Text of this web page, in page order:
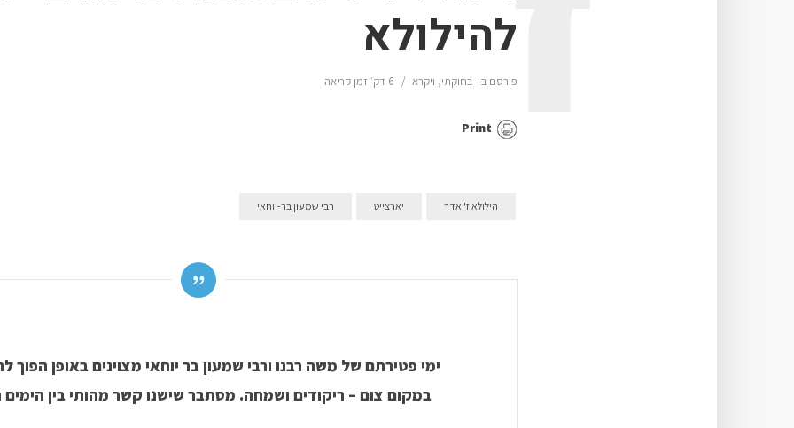
להילולא
פורסם ב -בחוקתי, ויקרא 6 דק׳ זמן קריאה
Print
הילולא ז' אדר יארצייט רבי שמעון בר-יוחאי
ימי פטירתם של משה רבנו ורבי שמעון בר יוחאי מצוינים באופן הפוך
במקום צום – ריקודים ושמחה. מסתבר שישנו קשר מהותי בין הימים